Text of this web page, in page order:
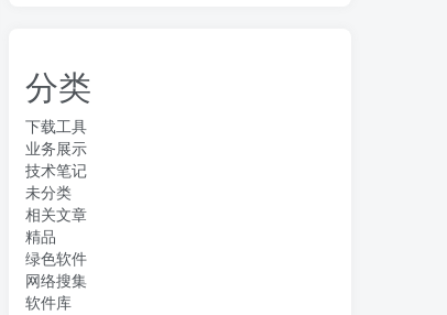
分类
下载工具
业务展示
技术笔记
未分类
相关文章
精品
绿色软件
网络搜集
软件库